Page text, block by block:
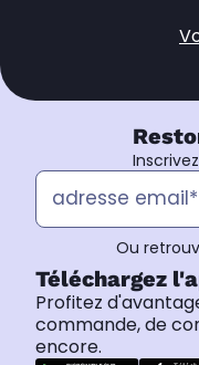
Ou
Téléchargez
Profitez
commande, de
encore.